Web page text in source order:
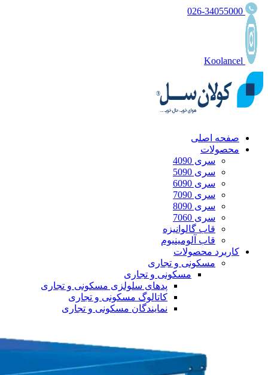
صفحه اصلی
محصولات
سری 4090
سری 5090
سری 6090
سری 7090
سری 8090
سری 7060
قاب گالوانیزه
قاب آلومینیوم
کاربرد محصولات
مسکونی و تجاری
مسکونی و تجاری
پدهای سلولزی مسکونی و تجاری
کاتالوگ مسکونی و تجاری
نمایندگان مسکونی و تجاری